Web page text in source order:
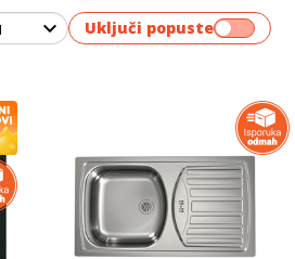
Uključi popuste